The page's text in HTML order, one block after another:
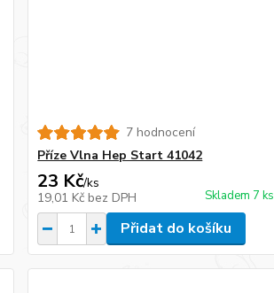
7 hodnocení
Příze Vlna Hep Start 41042
23 Kč/ks
19,01 Kč bez DPH Skladem 7 ks
Přidat do košíku